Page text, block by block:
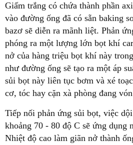
Giấm trắng có chứa thành phần
vào đường ống đã có sẵn baking
bazơ sẽ diễn ra mãnh liệt. Phản
phóng ra một lượng lớn bọt khí
nở của hàng triệu bọt khí này
như đường ống sẽ tạo ra một áp
sủi bọt này liên tục bơm và xé
cơ, tóc hay cặn xà phòng đang
Tiếp nối phản ứng sủi bọt, việc
khoảng 70 - 80 độ C sẽ ứng dụng
Nhiệt độ cao làm giãn nở thành